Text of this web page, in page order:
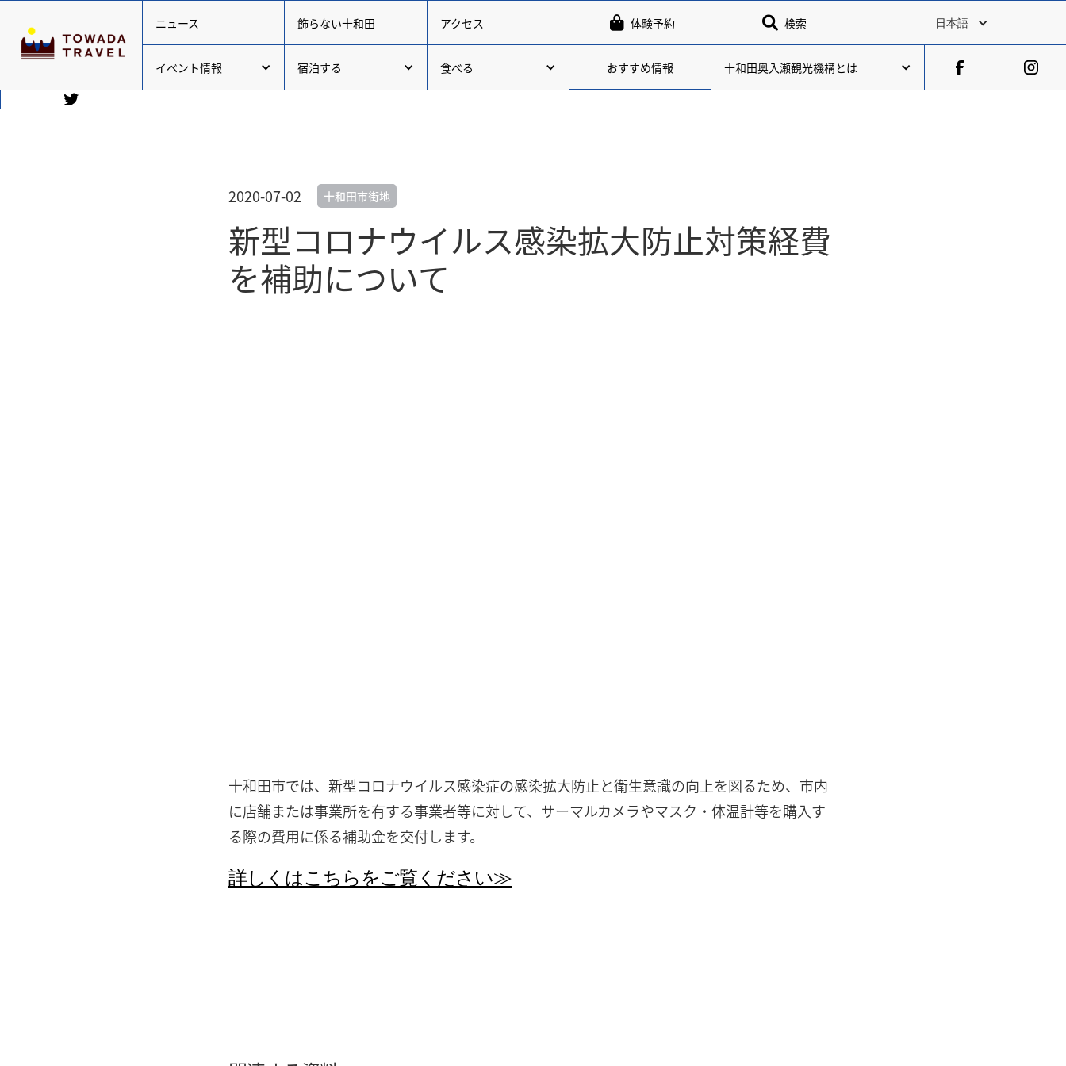
ニュース 飾らない十和田 アクセス  体験予約  検索 日本語
イベント情報 宿泊する 食べる おすすめ情報 十和田奥入瀬観光機構とは
2020-07-02 十和田市街地
新型コロナウイルス感染拡大防止対策経費
を補助について
十和田市では、新型コロナウイルス感染症の感染拡大防止と衛生意識の向上を図るため、市内
に店舗または事業所を有する事業者等に対して、サーマルカメラやマスク・体温計等を購入す
る際の費用に係る補助金を交付します。
詳しくはこちらをご覧ください≫